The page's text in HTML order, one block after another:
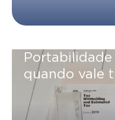
quando vale